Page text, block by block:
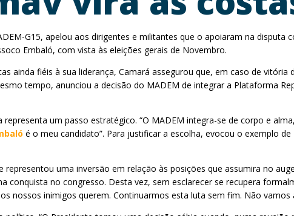
G15, apelou aos dirigentes e militantes que o apoiaram na disputa
Embaló, com vista às eleições gerais de Novembro.
ainda fiéis à sua liderança, Camará assegurou que, em caso de
tempo, anunciou a decisão do MADEM de integrar a Plataforma
um passo estratégico. “O MADEM integra-se de corpo e
é o meu candidato”. Para justificar a escolha, evocou o exemplo
uma inversão em relação às posições que assumira no
conquista no congresso. Desta vez, sem esclarecer se recupera
nossos inimigos querem. Continuarmos esta luta sem fim. Não